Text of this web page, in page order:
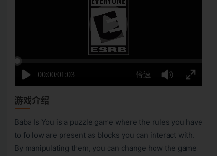
游戏介绍
Baba Is You is a puzzle game where the rules you have
to follow are present as blocks you can interact with.
By manipulating them, you can change how the game